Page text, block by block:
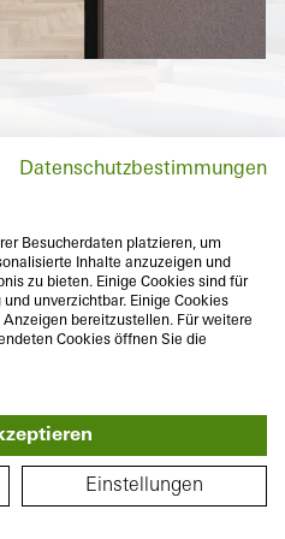
jakości purystyczna
o
izolacji
dwóch
które dzięki
spełniają
wyobrażenia o
Datenschutzbestimmungen
Besucherdaten platzieren, um
Inhalte anzuzeigen und
zu bieten. Einige Cookies sind für
unverzichtbar. Einige Cookies
bereitzustellen. Für weitere
Cookies öffnen Sie die
Einstellungen